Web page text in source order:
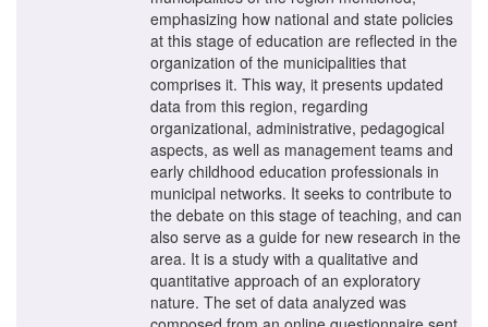
emphasizing how national and state policies
at this stage of education are reflected in the
organization of the municipalities that
comprises it. This way, it presents updated
data from this region, regarding
organizational, administrative, pedagogical
aspects, as well as management teams and
early childhood education professionals in
municipal networks. It seeks to contribute to
the debate on this stage of teaching, and can
also serve as a guide for new research in the
area. It is a study with a qualitative and
quantitative approach of an exploratory
nature. The set of data analyzed was